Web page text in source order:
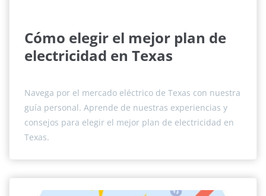
Cómo elegir el mejor plan de
electricidad en Texas
Navega por el mercado eléctrico de Texas con nuestra
guía personal. Aprende de nuestras experiencias y
consejos para elegir el mejor plan de electricidad en
Texas.